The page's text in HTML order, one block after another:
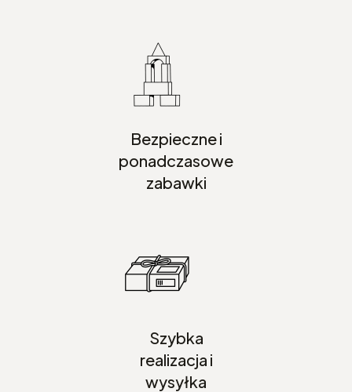
Bezpieczne i
ponadczasowe
zabawki
Szybka
realizacja i
wysyłka